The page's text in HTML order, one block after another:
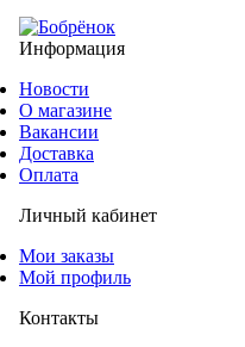
Информация
Новости
О магазине
Вакансии
Доставка
Оплата
Личный кабинет
Мои заказы
Мой профиль
Контакты